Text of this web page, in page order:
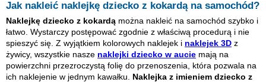
Jak nakleić naklejkę dziecko z kokardąna samochód?
Naklejkę dziecko z kokardą można nakleić na samochód szybko i
łatwo. Wystarczy postępować zgodnie z właściwą procedurą i nie
spieszyć się. Z wyjątkiem kolorowych naklejek i naklejek 3D z
żywicy, wszystkie nasze naklejki dziecko w aucie mają na
powierzchni przezroczystą folię do przenoszenia, która pozwala na
ich naklejenie w jednym kawałku. Naklejka z imieniem dziecko z